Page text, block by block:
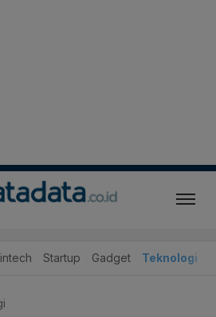
Startup Gadget Teknologi